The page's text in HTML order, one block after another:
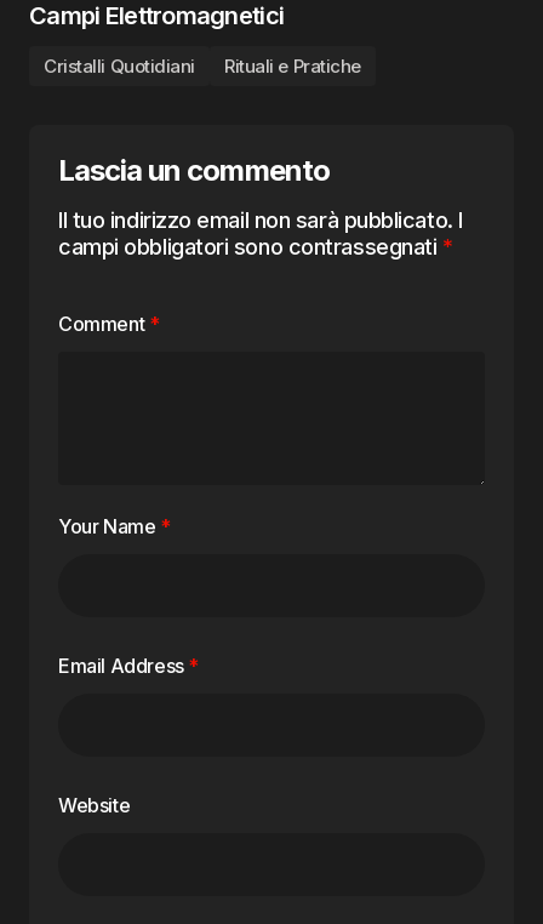
Campi Elettromagnetici
Cristalli Quotidiani Rituali e Pratiche
Lascia un commento
Il tuo indirizzo email non sarà pubblicato. I
campi obbligatori sono contrassegnati *
Comment *
Your Name *
Email Address *
Website